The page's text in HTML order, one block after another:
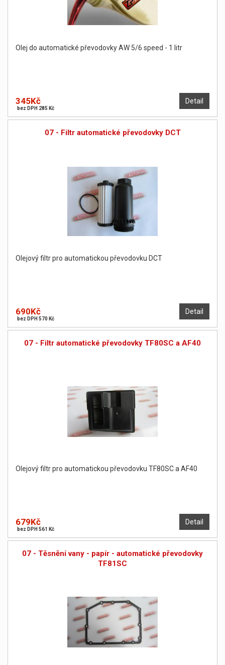
Olej do automatické převodovky AW 5/6 speed - 1 litr
Detail
345Kč
bez DPH 285 Kč
07 - Filtr automatické převodovky DCT
Olejový filtr pro automatickou převodovku DCT
Detail
690Kč
bez DPH 570 Kč
07 - Filtr automatické převodovky TF80SC a AF40
Olejový filtr pro automatickou převodovku TF80SC a AF40
Detail
679Kč
bez DPH 561 Kč
07 - Těsnění vany - papír - automatické převodovky
TF81SC